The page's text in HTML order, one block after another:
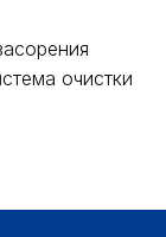
очистки